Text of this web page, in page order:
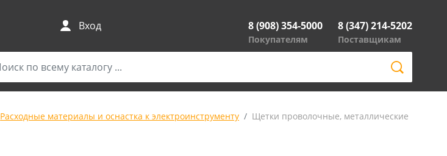
Вход 8 (908) 354-5000
Покупателям
8 (347) 214-5202
Поставщикам
Расходные материалы и оснастка к электроинструменту Щетки проволочные, металлические